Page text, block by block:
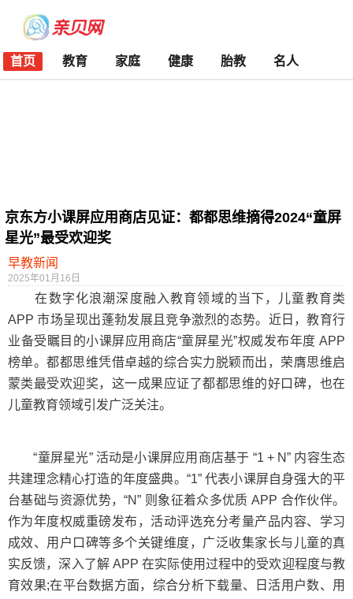
首页 教育 家庭 健康 胎教 名人
京东方小课屏应用商店见证：都都思维摘得2024“童屏
星光”最受欢迎奖
早教新闻
2025年01月16日
在数字化浪潮深度融入教育领域的当下，儿童教育类
APP 市场呈现出蓬勃发展且竞争激烈的态势。近日，教育行
业备受瞩目的小课屏应用商店“童屏星光”权威发布年度 APP
榜单。都都思维凭借卓越的综合实力脱颖而出，荣膺思维启
蒙类最受欢迎奖，这一成果应证了都都思维的好口碑，也在
儿童教育领域引发广泛关注。
“童屏星光” 活动是小课屏应用商店基于 “1 + N” 内容生态
共建理念精心打造的年度盛典。“1” 代表小课屏自身强大的平
台基础与资源优势，“N” 则象征着众多优质 APP 合作伙伴。
作为年度权威重磅发布，活动评选充分考量产品内容、学习
成效、用户口碑等多个关键维度，广泛收集家长与儿童的真
实反馈，深入了解 APP 在实际使用过程中的受欢迎程度与教
育效果;在平台数据方面，综合分析下载量、日活用户数、用